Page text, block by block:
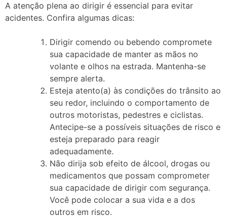
A atenção plena ao dirigir é essencial para evitar
acidentes. Confira algumas dicas:
Dirigir comendo ou bebendo compromete
sua capacidade de manter as mãos no
volante e olhos na estrada. Mantenha-se
sempre alerta.
Esteja atento(a) às condições do trânsito ao
seu redor, incluindo o comportamento de
outros motoristas, pedestres e ciclistas.
Antecipe-se a possíveis situações de risco e
esteja preparado para reagir
adequadamente.
Não dirija sob efeito de álcool, drogas ou
medicamentos que possam comprometer
sua capacidade de dirigir com segurança.
Você pode colocar a sua vida e a dos
outros em risco.